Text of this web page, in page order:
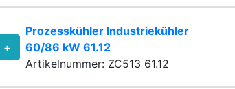
+
Prozesskühler Industriekühler
60/86 kW 61.12
Artikelnummer: ZC513 61.12